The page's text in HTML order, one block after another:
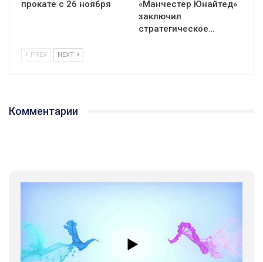
прокате с 26 ноября
«Манчестер Юнайтед»
заключил
стратегическое…
PREV NEXT
Комментарии
провести вуличні акції. Наше відео-звернення про те, що
ГАУ є в 16 областях України.
Разом наш голос лунає гучніше!